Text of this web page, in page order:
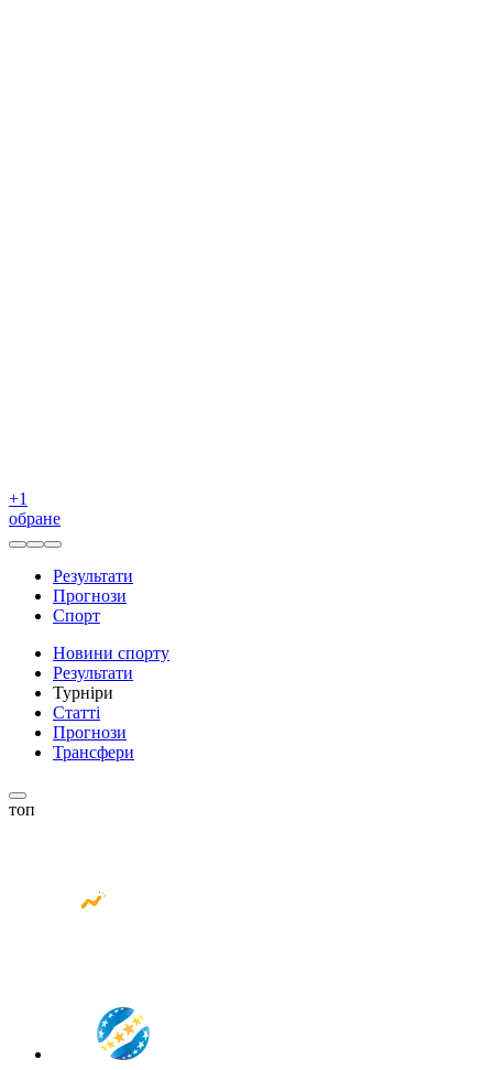
+1
обране
Результати
Прогнози
Спорт
Новини спорту
Результати
Турніри
Статті
Прогнози
Трансфери
топ